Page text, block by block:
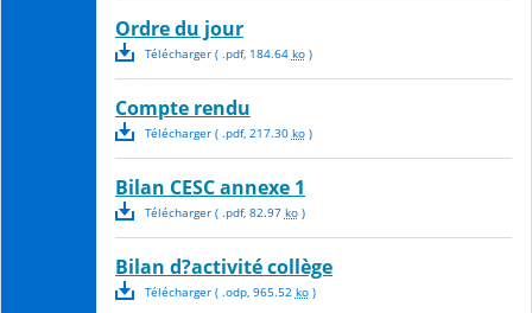
Ordre du jour
Télécharger( .pdf, 184.64 ko)
Compte rendu
Télécharger( .pdf, 217.30 ko)
Bilan CESC annexe 1
Télécharger( .pdf, 82.97 ko)
Bilan d?activité collège
Télécharger( .odp, 965.52 ko)